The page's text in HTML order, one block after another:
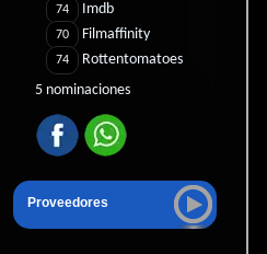
74 Imdb
70 Filmaffinity
74
Rottentomatoes
5 nominaciones
Proveedores